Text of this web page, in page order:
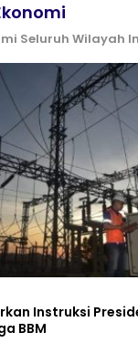
Seluruh Wilayah
Instruksi
BBM